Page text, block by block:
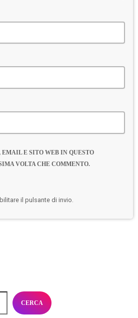
E SITO WEB IN QUESTO
VOLTA CHE COMMENTO.
il pulsante di invio.
CERCA